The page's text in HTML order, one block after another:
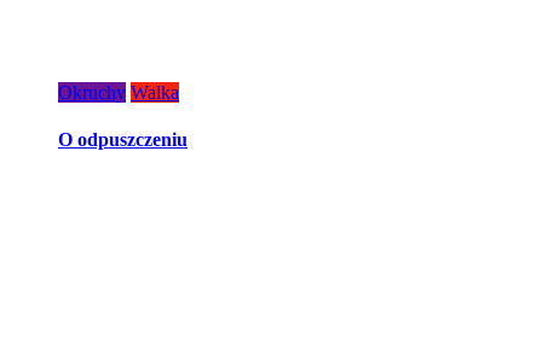
Okruchy Walka
O odpuszczeniu